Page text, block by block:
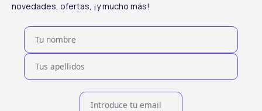
novedades, ofertas, ¡y mucho más!